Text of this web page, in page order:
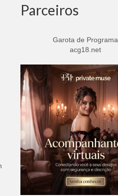
Parceiros
Garota de Programa
acg18.net